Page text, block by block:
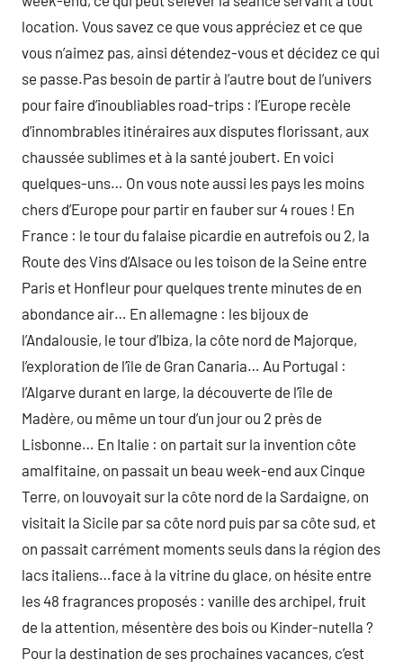
location. Vous savez ce que vous appréciez et ce que
vous n’aimez pas, ainsi détendez-vous et décidez ce qui
se passe.Pas besoin de partir à l’autre bout de l’univers
pour faire d’inoubliables road-trips : l’Europe recèle
d’innombrables itinéraires aux disputes florissant, aux
chaussée sublimes et à la santé joubert. En voici
quelques-uns… On vous note aussi les pays les moins
chers d’Europe pour partir en fauber sur 4 roues ! En
France : le tour du falaise picardie en autrefois ou 2, la
Route des Vins d’Alsace ou les toison de la Seine entre
Paris et Honfleur pour quelques trente minutes de en
abondance air… En allemagne : les bijoux de
l’Andalousie, le tour d’Ibiza, la côte nord de Majorque,
l’exploration de l’île de Gran Canaria… Au Portugal :
l’Algarve durant en large, la découverte de l’île de
Madère, ou même un tour d’un jour ou 2 près de
Lisbonne… En Italie : on partait sur la invention côte
amalfitaine, on passait un beau week-end aux Cinque
Terre, on louvoyait sur la côte nord de la Sardaigne, on
visitait la Sicile par sa côte nord puis par sa côte sud, et
on passait carrément moments seuls dans la région des
lacs italiens…face à la vitrine du glace, on hésite entre
les 48 fragrances proposés : vanille des archipel, fruit
de la attention, mésentère des bois ou Kinder-nutella ?
Pour la destination de ses prochaines vacances, c’est